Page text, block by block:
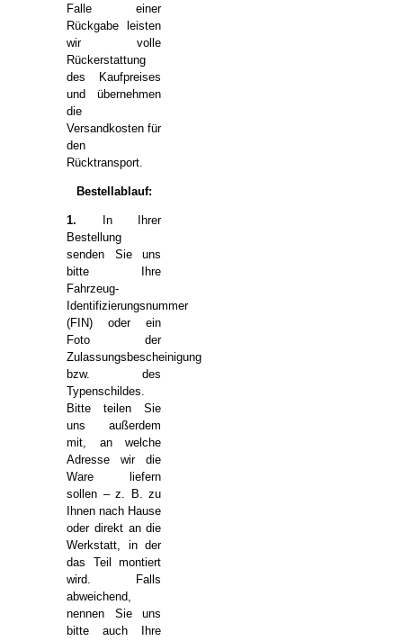
Falle einer
Rückgabe leisten
wir volle
Rückerstattung
des Kaufpreises
und übernehmen
die
Versandkosten für
den
Rücktransport.
Bestellablauf:
1. In Ihrer
Bestellung
senden Sie uns
bitte Ihre
Fahrzeug-
Identifizierungsnummer
(FIN) oder ein
Foto der
Zulassungsbescheinigung
bzw. des
Typenschildes.
Bitte teilen Sie
uns außerdem
mit, an welche
Adresse wir die
Ware liefern
sollen – z. B. zu
Ihnen nach Hause
oder direkt an die
Werkstatt, in der
das Teil montiert
wird. Falls
abweichend,
nennen Sie uns
bitte auch Ihre